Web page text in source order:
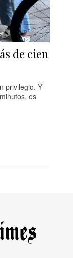
de cien
privilegio. Y
es